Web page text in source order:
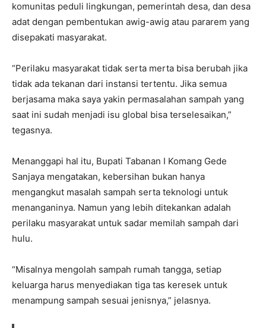
komunitas peduli lingkungan, pemerintah desa, dan desa
adat dengan pembentukan awig-awig atau pararem yang
disepakati masyarakat.
“Perilaku masyarakat tidak serta merta bisa berubah jika
tidak ada tekanan dari instansi tertentu. Jika semua
berjasama maka saya yakin permasalahan sampah yang
saat ini sudah menjadi isu global bisa terselesaikan,”
tegasnya.
Menanggapi hal itu, Bupati Tabanan I Komang Gede
Sanjaya mengatakan, kebersihan bukan hanya
mengangkut masalah sampah serta teknologi untuk
menanganinya. Namun yang lebih ditekankan adalah
perilaku masyarakat untuk sadar memilah sampah dari
hulu.
“Misalnya mengolah sampah rumah tangga, setiap
keluarga harus menyediakan tiga tas keresek untuk
menampung sampah sesuai jenisnya,” jelasnya.